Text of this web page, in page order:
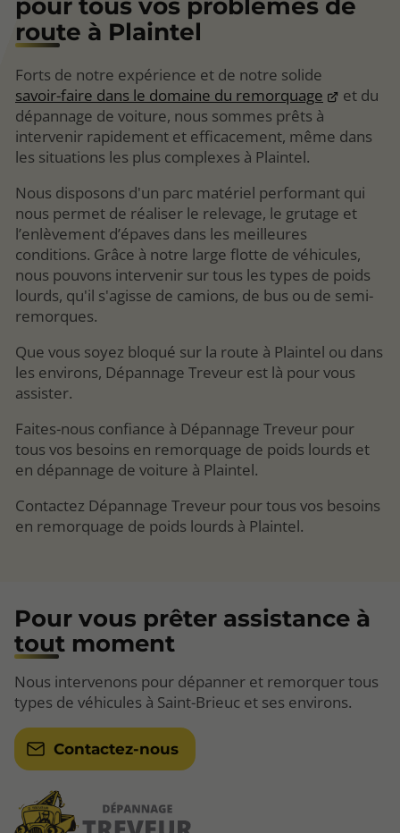
pour tous vos problèmes de
route à Plaintel
Forts de notre expérience et de notre solide
savoir-faire dans le domaine du remorquage
et du
dépannage de voiture, nous sommes prêts à
intervenir rapidement et efficacement, même dans
les situations les plus complexes à Plaintel.
Nous disposons d'un parc matériel performant qui
nous permet de réaliser le relevage, le grutage et
l’enlèvement d’épaves dans les meilleures
conditions. Grâce à notre large flotte de véhicules,
nous pouvons intervenir sur tous les types de poids
lourds, qu'il s'agisse de camions, de bus ou de semi-
remorques.
Que vous soyez bloqué sur la route à Plaintel ou dans
les environs, Dépannage Treveur est là pour vous
assister.
Faites-nous confiance à Dépannage Treveur pour
tous vos besoins en remorquage de poids lourds et
en dépannage de voiture à Plaintel.
Contactez Dépannage Treveur pour tous vos besoins
en remorquage de poids lourds à Plaintel.
Pour vous prêter assistance à
tout moment
Nous intervenons pour dépanner et remorquer tous
types de véhicules à Saint-Brieuc et ses environs.
Contactez-nous